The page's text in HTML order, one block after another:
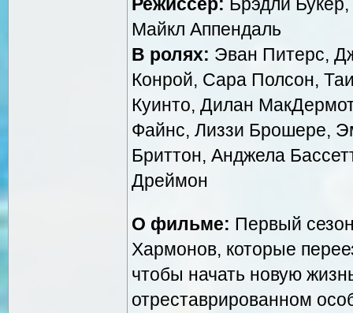
Майкл Аппендаль
В ролях: Эван Питерс,
Конрой, Сара Полсон,
Куинто, Дилан
Файнс, Лиззи Брошере,
Бриттон, Анджела
Дреймон
О фильме: Первый
Хармонов, которые
чтобы начать новую
отреставрированном